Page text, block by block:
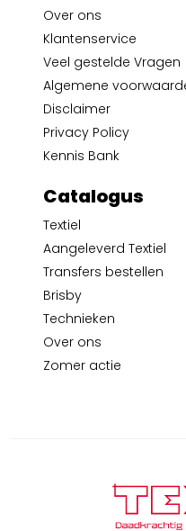
Over ons
Klantenservice
Veel gestelde Vragen
Algemene
Disclaimer
Privacy Policy
Kennis Bank
Catalogus
Textiel
Aangeleverd Textiel
Transfers bestellen
Brisby
Technieken
Over ons
Zomer actie